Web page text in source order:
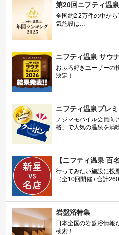
第20回ニフティ温
全国約2.2万件の中か
気施設は…
ニフティ温泉 サウ
おふろ好きユーザーの
決定！
ニフティ温泉プレ
ノジマモバイル会員
格」で人気の温泉を満
【ニフティ温泉 百
行ってみたい施設に投
（全10回開催 / 合計260
岩盤浴特集
日本全国の岩盤浴情報
検索！